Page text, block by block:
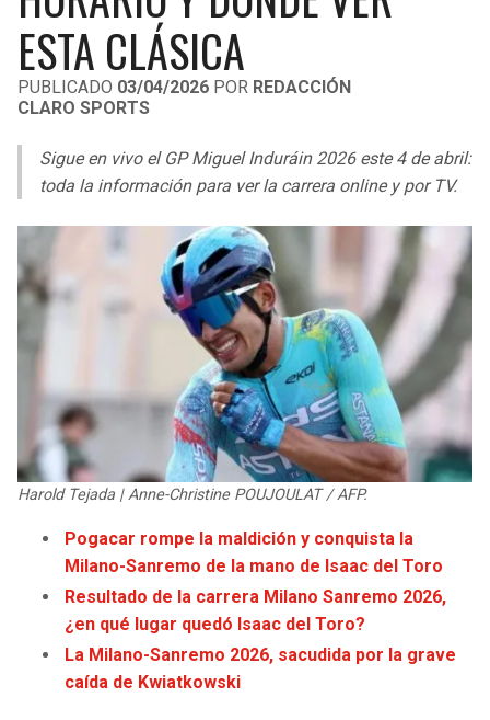
LIGA DE EXPANSIÓN MX
LEAGUES CUP
UEFA EUROPA LEAGUE
UEFA CONFERENCE LEAGUE
MLS
COPA LIBERTADORES
LIGA BETPLAY
OTRAS LIGAS
RAIDERS
CHARGERS
RAVENS
BENGALS
TEXANS
COLTS
TITANS
COWBOYS
GIANTS
CAVALIERS
PISTONS
PACERS
BUCKS
HEAT
MAGIC
WARRIORS
CLIPPERS
LAKERS
ESTA CLÁSICA
PUBLICADO 03/04/2026 POR REDACCIÓN
CLARO SPORTS
Sigue en vivo el GP Miguel Induráin 2026 este 4 de abril:
toda la información para ver la carrera online y por TV.
Harold Tejada | Anne-Christine POUJOULAT / AFP.
Pogacar rompe la maldición y conquista la
Milano-Sanremo de la mano de Isaac del Toro
Resultado de la carrera Milano Sanremo 2026,
¿en qué lugar quedó Isaac del Toro?
La Milano-Sanremo 2026, sacudida por la grave
caída de Kwiatkowski